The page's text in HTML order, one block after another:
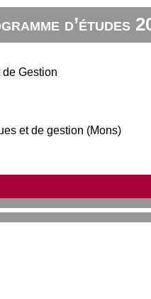
d’études
Gestion
et de gestion (Mons)